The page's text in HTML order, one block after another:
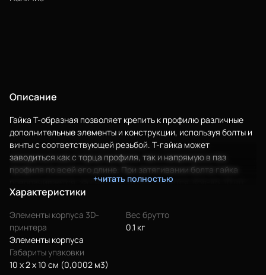
Описание
Гайка Т-образная позволяет крепить к профилю различные
дополнительные элементы и конструкции, используя болты и
винты с соответствующей резьбой. Т-гайка может
заводиться как с торца профиля, так и напрямую в паз
профиля по всей его длине. При затягивании болта гайка
поворачивается, за счет чего и фиксируется. Кол-во: 10 шт.
+читать полностью
Характеристики
Элементы корпуса 3D-
принтера
Элементы корпуса
Вес брутто
0.1 кг
Габариты упаковки
10 x 2 x 10 см (0,0002 м3)
Еще
Войти
О нас
Филиалы